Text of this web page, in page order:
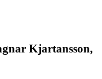
Kjartansson,